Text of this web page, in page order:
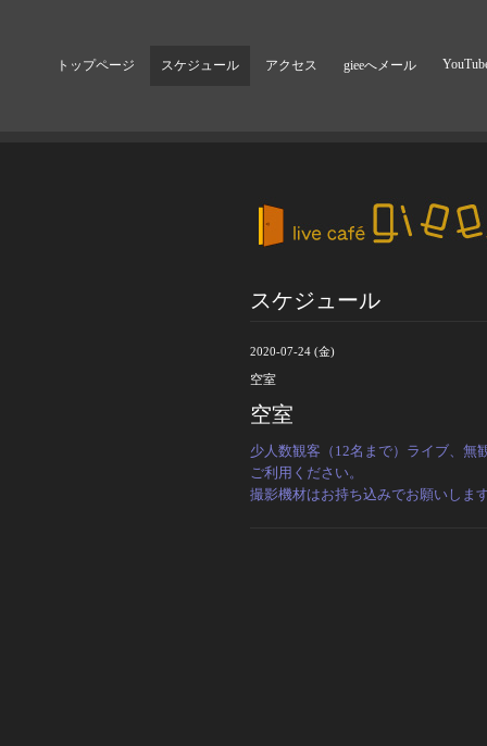
トップページ スケジュール アクセス gieeへメール
スケジュール
2020-07-24 (金)
空室
空室
少人数観客（12名まで）ライブ、無
ご利用ください。
撮影機材はお持ち込みでお願いしま